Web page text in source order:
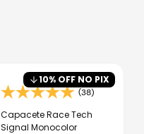
10% OFF NO PIX
(38)
Capacete Race Tech
Signal Monocolor